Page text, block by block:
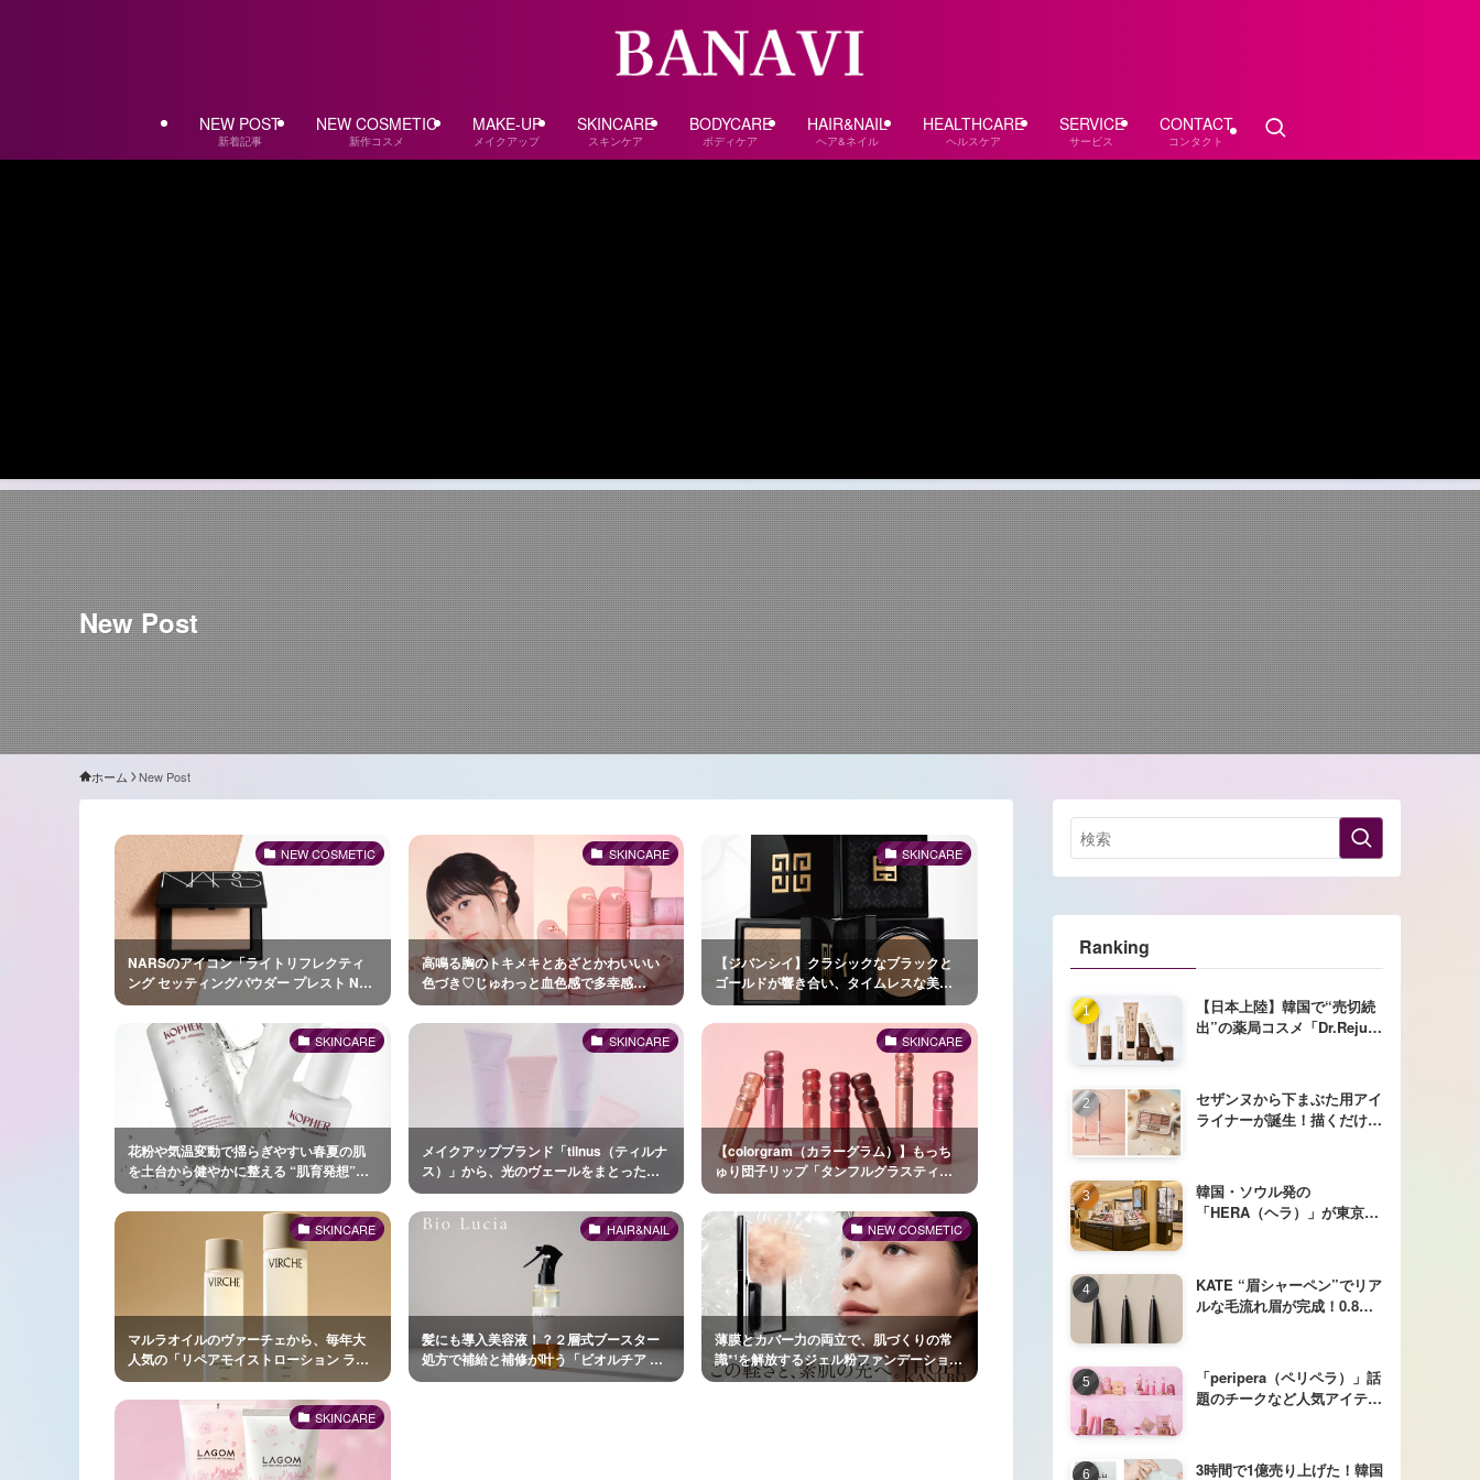
NEW POST
新着記事
NEW COSMETIC
新作コスメ
MAKE-UP
メイクアップ
SKINCARE
スキンケア
BODYCARE
ボディケア
HAIR&NAIL
ヘア&ネイル
HEALTHCARE
ヘルスケア
SERVICE
サービス
CONTACT
コンタクト
New Post
ホーム New Post
NEW COSMETIC
NARSのアイコン「ライトリフレクティ
ング セッティングパウダー プレスト N」
に、待望の新色が登場
SKINCARE
高鳴る胸のトキメキとあざとかわいいい
色づき♡じゅわっと血色感で多幸感
UP『こんこんチーク』オンラインにて先
行発売
SKINCARE
【ジバンシイ】クラシックなブラックと
ゴールドが響き合い、タイムレスな美を
体現する「クチュール コレクション
2026」が数量限定登場！
SKINCARE
花粉や気温変動で揺らぎやすい春夏の肌
を土台から健やかに整える “肌育発想”の
スキンケアファーストステップ「4everラ
イン」化粧水・美容乳液が新登場
SKINCARE
メイクアップブランド「tilnus（ティルナ
ス）」から、光のヴェールをまとったよ
うな “ちゅるツヤ肌” を叶える 「サンリッ
トヴェール プライマー」2 色を新発売！
SKINCARE
【colorgram（カラーグラム）】もっち
ゅり団子リップ「タンフルグラスティン
トディープグレーズ」が新登場！
SKINCARE
マルラオイルのヴァーチェから、毎年大
人気の「リペアモイストローション ラー
ジサイズ」が今年も数量限定で登場
HAIR&NAIL
髪にも導入美容液！？２層式ブースター
処方で補給と補修が叶う「ビオルチア ブ
ースターヘアミスト」
NEW COSMETIC
薄膜とカバー力の両立で、肌づくりの常
識*¹を解放するジェル粉ファンデーション
「メルティフィール ウェアⅡ」発売
SKINCARE
Ranking
【日本上陸】韓国で“売切続
出”の薬局コスメ「Dr.Reju-
セザンヌから下まぶた用アイ
ライナーが誕生！描くだけで
アイシャドウパレットに新色
登場
韓国・ソウル発の
「HERA（ヘラ）」が東京初
KATE “眉シャーペン”でリア
ルな毛流れ眉が完成！0.8㎜
登場。
「peripera（ペリペラ）」話
題のチークなど人気アイテム
発売
3時間で1億売り上げた！韓国